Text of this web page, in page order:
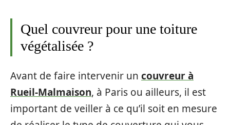
Quel couvreur pour une toiture
végétalisée ?
Avant de faire intervenir un couvreur à
Rueil-Malmaison, à Paris ou ailleurs, il est
important de veiller à ce qu’il soit en mesure